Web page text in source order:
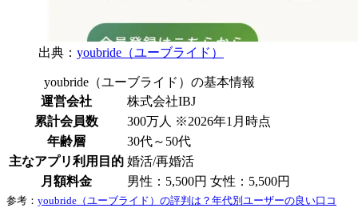
出典： youbride（ユーブライド）
youbride（ユーブライド）の基本情報
運営会社
株式会社IBJ
累計会員数
300万人 ※2026年1月時点
年齢層
30代～50代
主なアプリ利用目的 婚活/再婚活
月額料金
男性：5,500円 女性：5,500円
参考： youbride（ユーブライド）の評判は？年代別ユーザーの良い口コ